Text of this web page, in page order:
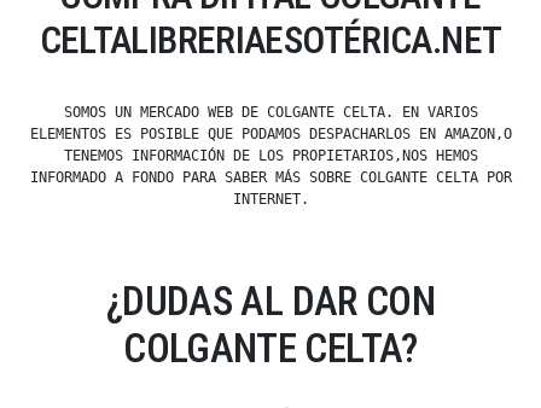
CELTALIBRERIAESOTÉRICA.NET
SOMOS UN MERCADO WEB DE COLGANTE CELTA. EN VARIOS
ELEMENTOS ES POSIBLE QUE PODAMOS DESPACHARLOS EN AMAZON,O
TENEMOS INFORMACIÓN DE LOS PROPIETARIOS,NOS HEMOS
INFORMADO A FONDO PARA SABER MÁS SOBRE COLGANTE CELTA POR
INTERNET.
¿DUDAS AL DAR CON
COLGANTE CELTA?